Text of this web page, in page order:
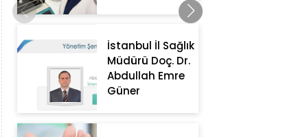
İstanbul İl Sağlık
Müdürü Doç. Dr.
Abdullah Emre
Güner